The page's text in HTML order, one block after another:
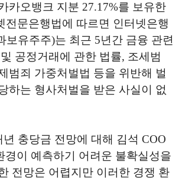
카오뱅크 지분 27.17%를 보유한
전문은행법에 따르면 인터넷은행
보유주주)는 최근 5년간 금융 관련
공정거래에 관한 법률, 조세범
범죄 가중처벌법 등을 위반해 벌
하는 형사처벌을 받은 사실이 없
년 충당금 전망에 대해 김석 COO
경이 예측하기 어려운 불확실성을
전망은 어렵지만 이러한 경쟁 환